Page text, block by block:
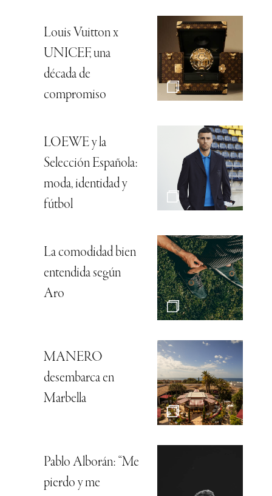
Louis Vuitton x
UNICEF, una
década de
compromiso
LOEWE y la
Selección Española:
moda, identidad y
fútbol
La comodidad bien
entendida según
Aro
MANERO
desembarca en
Marbella
Pablo Alborán: “Me
pierdo y me